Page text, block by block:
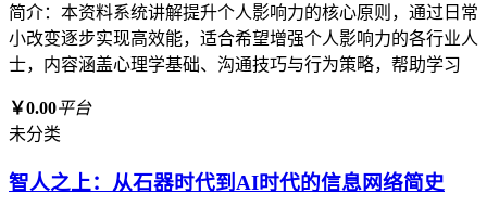
简介：本资料系统讲解提升个人影响力的核心原则，通过日常
小改变逐步实现高效能，适合希望增强个人影响力的各行业人
士，内容涵盖心理学基础、沟通技巧与行为策略，帮助学习
￥0.00平台
未分类
智人之上：从石器时代到AI时代的信息网络简史